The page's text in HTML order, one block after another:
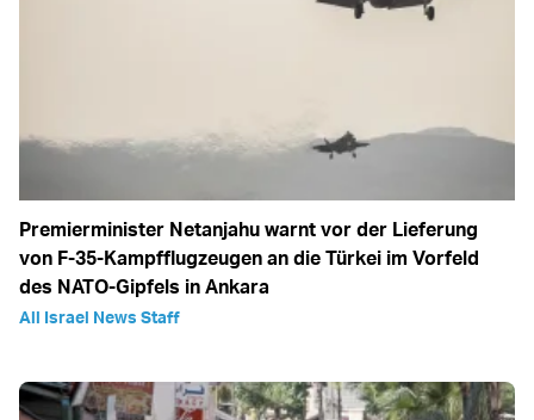
Premierminister Netanjahu warnt vor der Lieferung
von F-35-Kampfflugzeugen an die Türkei im Vorfeld
des NATO-Gipfels in Ankara
All Israel News Staff